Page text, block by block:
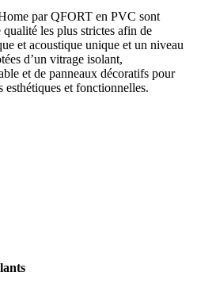
par QFORT en PVC sont
les plus strictes afin de
et acoustique unique et un niveau
d’un vitrage isolant,
et de panneaux décoratifs pour
esthétiques et fonctionnelles.